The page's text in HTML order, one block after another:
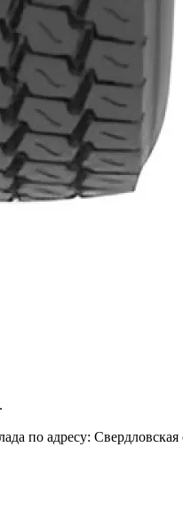
по адресу: